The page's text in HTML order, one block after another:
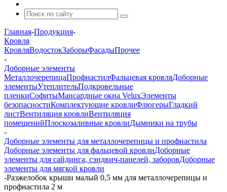
Главная-Продукция-
Кровля
КровляВодостокЗаборыФасадыПрочее
-
Доборные элементы
МеталлочерепицаПрофнастилФальцевая кровляДоборные
элементыУтеплительПодкровельные
пленкиСофитыМансардные окна VeluxЭлементы
безопасностиКомплектующие кровлиФлюгерыГладкий
листВентиляция кровлиВентиляция
помещенийПлоскозаливные кровлиДымники на трубы
-
Доборные элементы для металлочерепицы и профнастила
Доборные элементы для фальцевой кровлиДоборные
элементы для сайдинга, сэндвич-панелей, заборовДоборные
элементы для мягкой кровли
-Разжелобок крыши малый 0,5 мм для металлочерепицы и
профнастила 2 м